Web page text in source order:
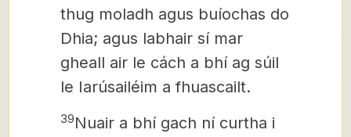
thug moladh agus buíochas do
Dhia; agus labhair sí mar
gheall air le cách a bhí ag súil
le Iarúsailéim a fhuascailt.
39Nuair a bhí gach ní curtha i